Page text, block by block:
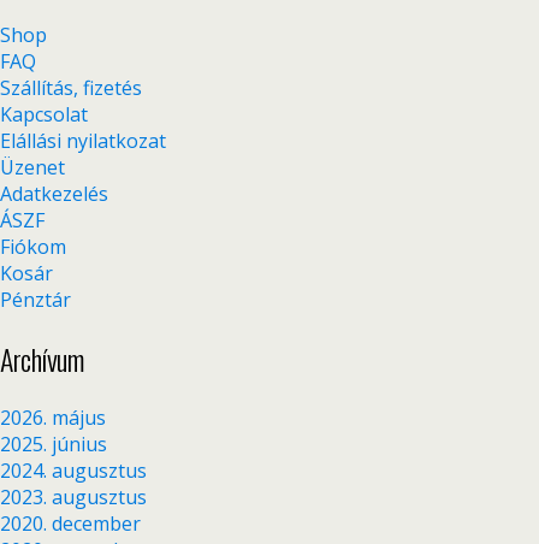
Shop
FAQ
Szállítás, fizetés
Kapcsolat
Elállási nyilatkozat
Üzenet
Adatkezelés
ÁSZF
Fiókom
Kosár
Pénztár
Archívum
2026. május
2025. június
2024. augusztus
2023. augusztus
2020. december